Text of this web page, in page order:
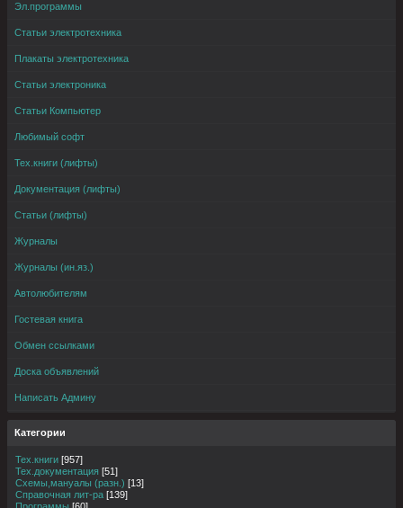
Эл.программы
Статьи электротехника
Плакаты электротехника
Статьи электроника
Статьи Компьютер
Любимый софт
Тех.книги (лифты)
Документация (лифты)
Статьи (лифты)
Журналы
Журналы (ин.яз.)
Автолюбителям
Гостевая книга
Обмен ссылками
Доска объявлений
Написать Админу
Категории
Тех.книги [957]
Тех.документация [51]
Схемы,мануалы (разн.) [13]
Справочная лит-ра [139]